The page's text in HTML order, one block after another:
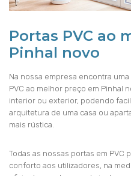
Portas PVC ao
Pinhal novo
Na nossa empresa encontra
PVC ao melhor preço em Pinhal
interior ou exterior, podendo
arquitetura de uma casa ou
mais rústica.
Todas as nossas portas em
conforto aos utilizadores, na